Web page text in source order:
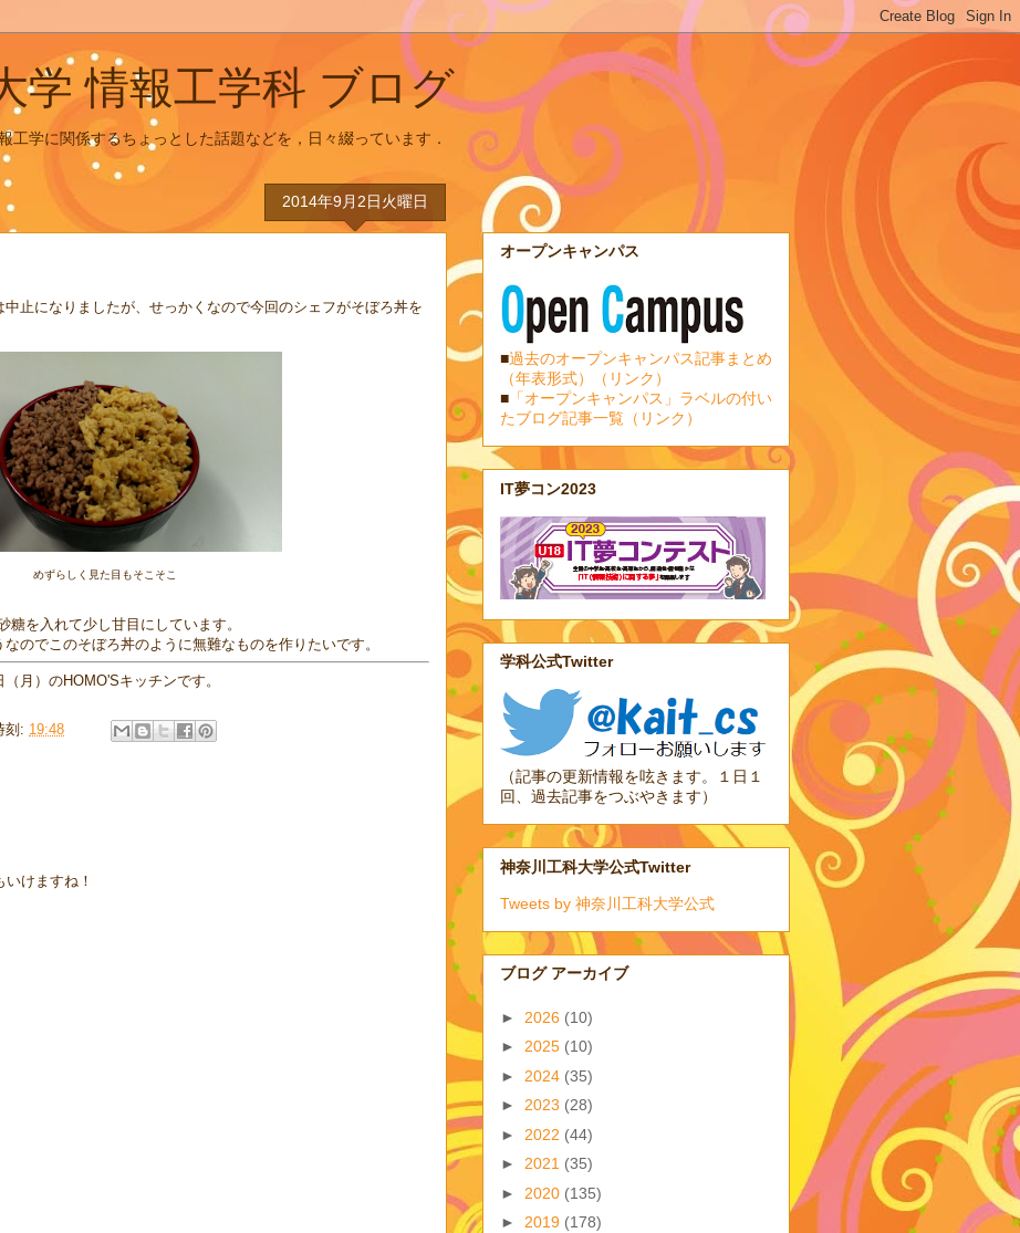
学 情報工学科 ブログ
工学に関係するちょっとした話題などを，日々綴っています．
2014年9月2日火曜日
止になりましたが、せっかくなので今回のシェフがそぼろ丼を
めずらしく見た目もそこそこ
を入れて少し甘目にしています。
のでこのそぼろ丼のように無難なものを作りたいです。
月）のHOMO'Sキッチンです。
刻: 19:48
けますね！
オープンキャンパス
■過去のオープンキャンパス記事まとめ
（年表形式）（リンク）
■ 「オープンキャンパス」ラベルの付い
たブログ記事一覧（リンク）
IT夢コン2023
学科公式Twitter
（記事の更新情報を呟きます。１日１
回、過去記事をつぶやきます）
神奈川工科大学公式Twitter
Tweets by 神奈川工科大学公式
ブログ アーカイブ
► 2026 (10)
► 2025 (10)
► 2024 (35)
► 2023 (28)
► 2022 (44)
► 2021 (35)
► 2020 (135)
► 2019 (178)